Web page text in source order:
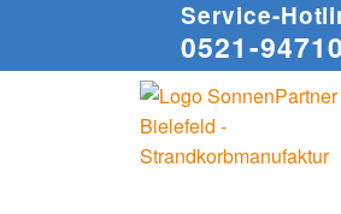
Service-
0521-
Zur
Navigation
springen
Zum
Inhalt
springen